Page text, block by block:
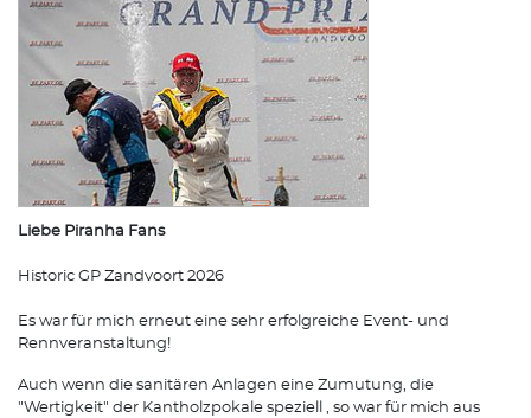
Liebe Piranha Fans
Historic GP Zandvoort 2026
Es war für mich erneut eine sehr erfolgreiche Event- und
Rennveranstaltung!
Auch wenn die sanitären Anlagen eine Zumutung, die
"Wertigkeit" der Kantholzpokale speziell , so war für mich aus